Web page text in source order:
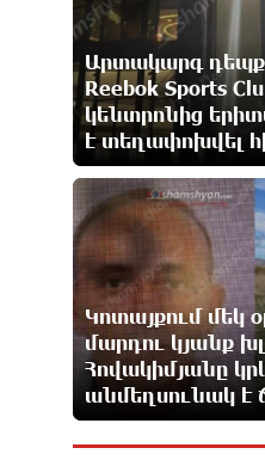
Անունս
լվացվեք․
Այսօր մենք
երբ որ
բերելու համար, քանի
հերթափոխով հներին
կալանքի․ Անահիտ
Կարենիսի
Արտակարգ դեպք
Reebok Sports
կենտրոնից
է տեղափոխվել
Կոտայքում մեկ
մարդու կյանք
Հովակիմյանը
անմեղսունակ է
5